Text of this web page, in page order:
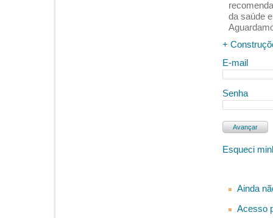
da saúde
+
E-mail
Senha
Esqueci
Ainda
Acesso